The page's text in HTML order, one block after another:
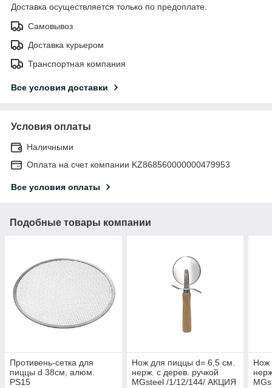
Доставка осуществляется только по предоплате.
Самовывоз
Доставка курьером
Транспортная компания
Все условия доставки
Условия оплаты
Наличными
Оплата на счет компании KZ868560000000479953
Все условия оплаты
Подобные товары компании
Противень-сетка для
пиццы d 38см, алюм.
PS15
Нож для пиццы d= 6,5 см.
нерж. с дерев. ручкой
MGsteel /1/12/144/ АКЦИЯ
Нож